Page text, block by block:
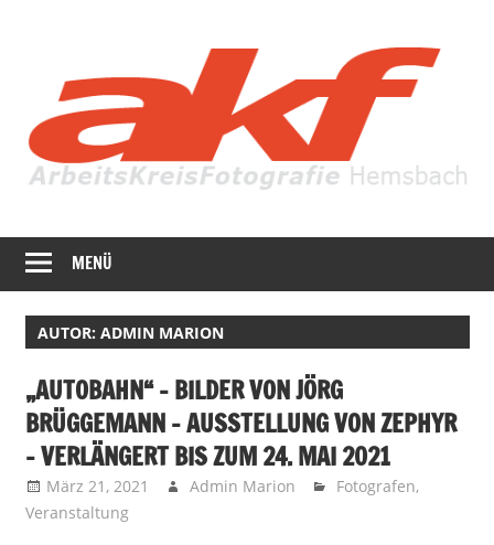
AKF
Hemsbach
in
ihrer
Vielfalt
MENÜ
AUTOR: ADMIN MARION
„AUTOBAHN“ – BILDER VON JÖRG
BRÜGGEMANN – AUSSTELLUNG VON ZEPHYR
– VERLÄNGERT BIS ZUM 24. MAI 2021
März 21, 2021 Admin Marion Fotografen,
Veranstaltung